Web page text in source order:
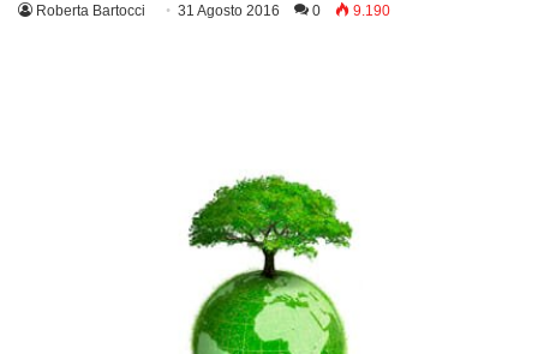
Roberta Bartocci 31 Agosto 2016 0 9.190